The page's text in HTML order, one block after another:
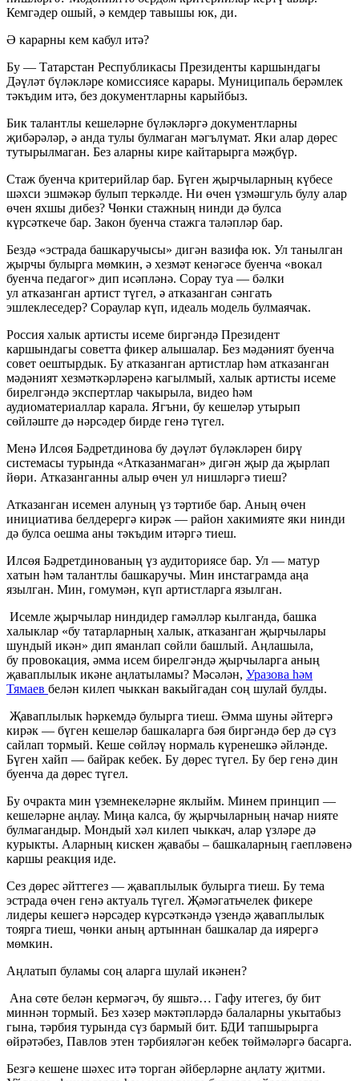
Кемгәдер ошый, ә кемдер тавышы юк, ди.
Ә карарны кем кабул итә?
Бу — Татарстан Республикасы Президенты каршындагы
Дәүләт бүләкләре комиссиясе карары. Муниципаль берәмлек
тәкъдим итә, без документларны карыйбыз.
Бик талантлы кешеләрне бүләкләргә документларны
җибәрәләр, ә анда тулы булмаган мәгълүмат. Яки алар дөрес
тутырылмаган. Без аларны кире кайтарырга мәҗбүр.
Стаж буенча критерийлар бар. Бүген җырчыларның күбесе
шәхси эшмәкәр булып теркәлде. Ни өчен үзмәшгуль булу алар
өчен яхшы дибез? Чөнки стажның нинди дә булса
күрсәткече бар. Закон буенча стажга таләпләр бар.
Бездә «эстрада башкаручысы» дигән вазифа юк. Ул танылган
җырчы булырга мөмкин, ә хезмәт кенәгәсе буенча «вокал
буенча педагог» дип исәпләнә. Сорау туа — бәлки
ул атказанган артист түгел, ә атказанган сәнгать
эшлеклеседер? Сораулар күп, идеаль модель булмаячак.
Россия халык артисты исеме биргәндә Президент
каршындагы советта фикер алышалар. Без мәдәният буенча
совет оештырдык. Бу атказанган артистлар һәм атказанган
мәдәният хезмәткәрләренә кагылмый, халык артисты исеме
бирелгәндә экспертлар чакырыла, видео һәм
аудиоматериаллар карала. Ягъни, бу кешеләр утырып
сөйләште дә нәрсәдер бирде генә түгел.
Менә Илсөя Бәдретдинова бу дәүләт бүләкләрен бирү
системасы турында «Атказанмаган» дигән җыр да җырлап
йөри. Атказанганны алыр өчен ул нишләргә тиеш?
Атказанган исемен алуның үз тәртибе бар. Аның өчен
инициатива белдерергә кирәк — район хакимияте яки нинди
дә булса оешма аны тәкъдим итәргә тиеш.
Илсөя Бәдретдинованың үз аудиториясе бар. Ул — матур
хатын һәм талантлы башкаручы. Мин инстаграмда аңа
язылган. Мин, гомумән, күп артистларга язылган.
Исемле җырчылар ниндидер гамәлләр кылганда, башка
халыклар «бу татарларның халык, атказанган җырчылары
шундый икән» дип яманлап сөйли башлый. Аңлашыла,
бу провокация, әмма исем бирелгәндә җырчыларга аның
җаваплылык икәне аңлатыламы? Мәсәлән, Уразова һәм
Тямаев белән килеп чыккан вакыйгадан соң шулай булды.
Җаваплылык һәркемдә булырга тиеш. Әмма шуны әйтергә
кирәк — бүген кешеләр башкаларга бәя биргәндә бер дә сүз
сайлап тормый. Кеше сөйләү нормаль күренешкә әйләнде.
Бүген хайп — байрак кебек. Бу дөрес түгел. Бу бер генә дин
буенча да дөрес түгел.
Бу очракта мин үземнекеләрне яклыйм. Минем принцип —
кешеләрне аңлау. Миңа калса, бу җырчыларның начар нияте
булмагандыр. Мондый хәл килеп чыккач, алар үзләре дә
курыкты. Аларның кискен җавабы – башкаларның гаепләвенә
каршы реакция иде.
Сез дөрес әйттегез — җаваплылык булырга тиеш. Бу тема
эстрада өчен генә актуаль түгел. Җәмәгатьчелек фикере
лидеры кешегә нәрсәдер күрсәткәндә үзендә җаваплылык
тоярга тиеш, чөнки аның артыннан башкалар да иярергә
мөмкин.
Аңлатып буламы соң аларга шулай икәнен?
Ана сөте белән кермәгәч, бу яшьтә… Гафу итегез, бу бит
миннән тормый. Без хәзер мәктәпләрдә балаларны укытабыз
гына, тәрбия турында сүз бармый бит. БДИ тапшырырга
өйрәтәбез, Павлов этен тәрбияләгән кебек төймәләргә басарга.
Безгә кешене шәхес итә торган әйберләрне аңлату җитми.